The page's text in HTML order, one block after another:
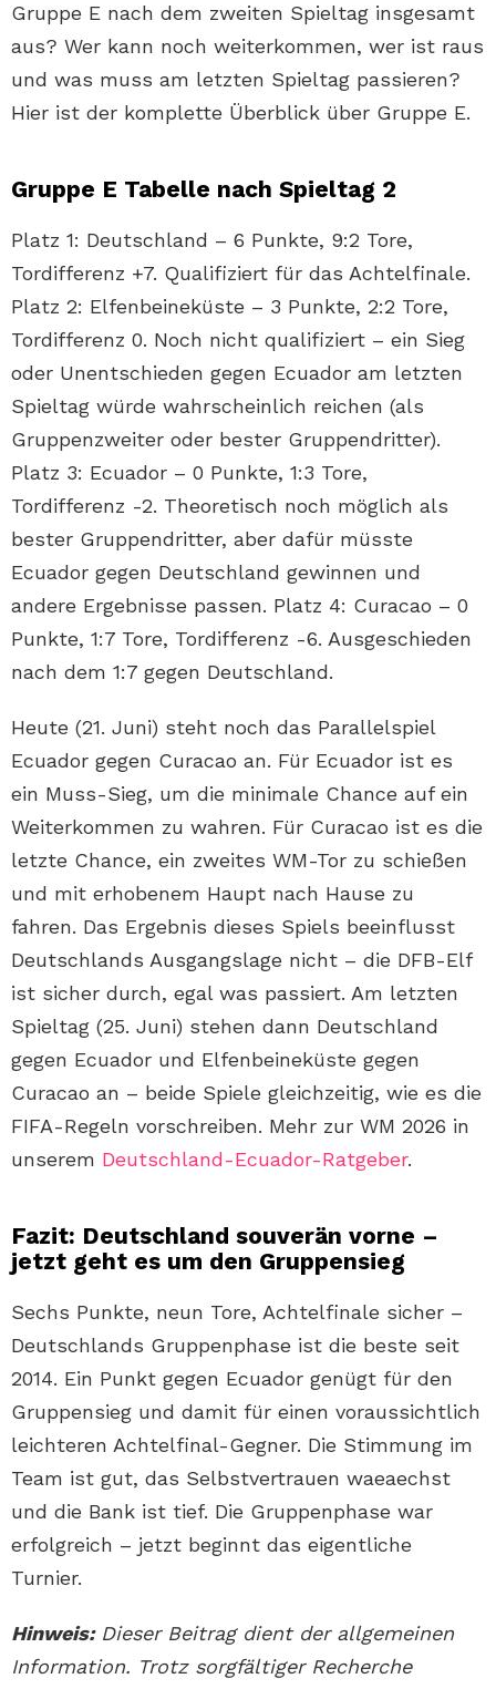
Gruppe E nach dem zweiten Spieltag insgesamt
aus? Wer kann noch weiterkommen, wer ist raus
und was muss am letzten Spieltag passieren?
Hier ist der komplette Überblick über Gruppe E.
Gruppe E Tabelle nach Spieltag 2
Platz 1: Deutschland – 6 Punkte, 9:2 Tore,
Tordifferenz +7. Qualifiziert für das Achtelfinale.
Platz 2: Elfenbeineküste – 3 Punkte, 2:2 Tore,
Tordifferenz 0. Noch nicht qualifiziert – ein Sieg
oder Unentschieden gegen Ecuador am letzten
Spieltag würde wahrscheinlich reichen (als
Gruppenzweiter oder bester Gruppendritter).
Platz 3: Ecuador – 0 Punkte, 1:3 Tore,
Tordifferenz -2. Theoretisch noch möglich als
bester Gruppendritter, aber dafür müsste
Ecuador gegen Deutschland gewinnen und
andere Ergebnisse passen. Platz 4: Curacao – 0
Punkte, 1:7 Tore, Tordifferenz -6. Ausgeschieden
nach dem 1:7 gegen Deutschland.
Heute (21. Juni) steht noch das Parallelspiel
Ecuador gegen Curacao an. Für Ecuador ist es
ein Muss-Sieg, um die minimale Chance auf ein
Weiterkommen zu wahren. Für Curacao ist es die
letzte Chance, ein zweites WM-Tor zu schießen
und mit erhobenem Haupt nach Hause zu
fahren. Das Ergebnis dieses Spiels beeinflusst
Deutschlands Ausgangslage nicht – die DFB-Elf
ist sicher durch, egal was passiert. Am letzten
Spieltag (25. Juni) stehen dann Deutschland
gegen Ecuador und Elfenbeineküste gegen
Curacao an – beide Spiele gleichzeitig, wie es die
FIFA-Regeln vorschreiben. Mehr zur WM 2026 in
unserem Deutschland-Ecuador-Ratgeber.
Fazit: Deutschland souverän vorne –
jetzt geht es um den Gruppensieg
Sechs Punkte, neun Tore, Achtelfinale sicher –
Deutschlands Gruppenphase ist die beste seit
2014. Ein Punkt gegen Ecuador genügt für den
Gruppensieg und damit für einen voraussichtlich
leichteren Achtelfinal-Gegner. Die Stimmung im
Team ist gut, das Selbstvertrauen waeaechst
und die Bank ist tief. Die Gruppenphase war
erfolgreich – jetzt beginnt das eigentliche
Turnier.
Hinweis:Dieser Beitrag dient der allgemeinen
Information. Trotz sorgfältiger Recherche